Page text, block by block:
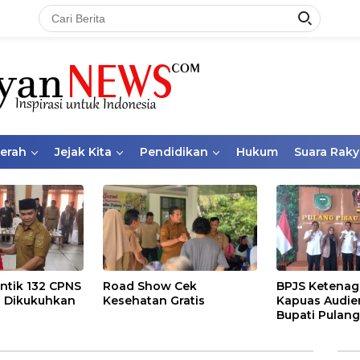
Jejak Kita Pendidikan Hukum Suara
132 CPNS
Dikukuhkan
Road Show Cek
Kesehatan Gratis
BPJS
Kapuas
Bupati